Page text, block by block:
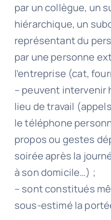
par un collègue, un
hiérarchique, un
représentant du
par une personne
l’entreprise (cat,
– peuvent intervenir
lieu de travail
le téléphone
propos ou gestes
soirée après la
à son domicile…) ;
– sont constitués
sous-estimé la